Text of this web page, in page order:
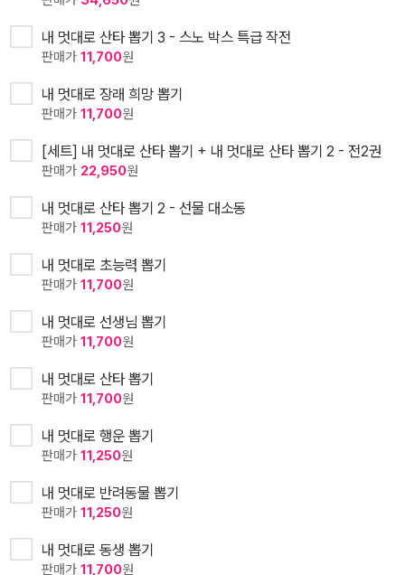
내 멋대로 산타 뽑기 3 - 스노 박스 특급 작전
판매가 11,700원
내 멋대로 장래 희망 뽑기
판매가 11,700원
[세트] 내 멋대로 산타 뽑기 + 내 멋대로 산타 뽑기 2 - 전2권
판매가 22,950원
내 멋대로 산타 뽑기 2 - 선물 대소동
판매가 11,250원
내 멋대로 초능력 뽑기
판매가 11,700원
내 멋대로 선생님 뽑기
판매가 11,700원
내 멋대로 산타 뽑기
판매가 11,700원
내 멋대로 행운 뽑기
판매가 11,250원
내 멋대로 반려동물 뽑기
판매가 11,250원
내 멋대로 동생 뽑기
판매가 11,700원